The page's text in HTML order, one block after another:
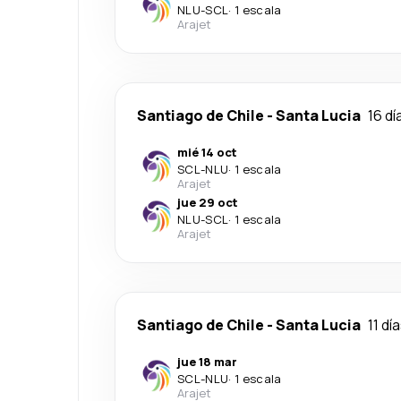
NLU-SCL· 1 escala
Arajet
Santiago de Chile -Santa Lucia 16
mié 14 oct
SCL-NLU· 1 escala
Arajet
jue 29 oct
NLU-SCL· 1 escala
Arajet
Santiago de Chile -Santa Lucia 11
jue 18 mar
SCL-NLU· 1 escala
Arajet